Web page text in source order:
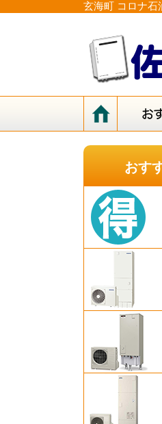
玄海町 コロナ石
おす